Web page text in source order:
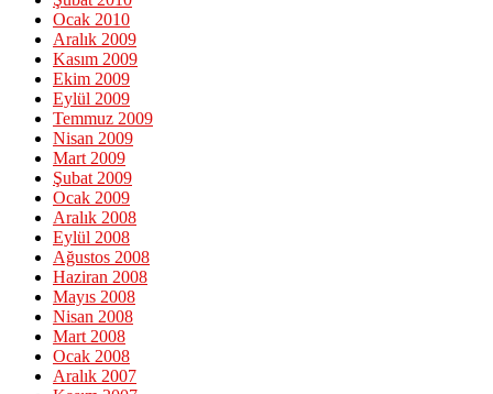
Ocak 2010
Aralık 2009
Kasım 2009
Ekim 2009
Eylül 2009
Temmuz 2009
Nisan 2009
Mart 2009
Şubat 2009
Ocak 2009
Aralık 2008
Eylül 2008
Ağustos 2008
Haziran 2008
Mayıs 2008
Nisan 2008
Mart 2008
Ocak 2008
Aralık 2007